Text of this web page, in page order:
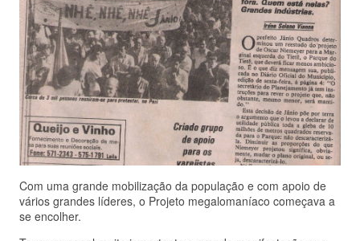
Com uma grande mobilização da população e com apoio de
vários grandes líderes, o Projeto megalomaníaco começava a
se encolher.